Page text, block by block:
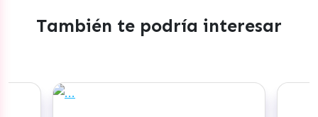
También te podría interesar